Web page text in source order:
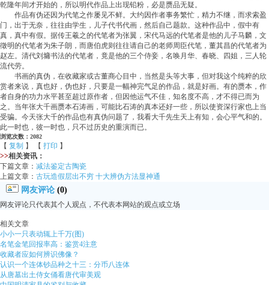
乾隆年间才开始的，所以明代作品上出现铅粉，必是赝品无疑。
作品有伪还因为代笔之作屡见不鲜。大约因作者事务繁忙，精力不继，而求索盈
门，出于无奈，往往由学生，儿子代书代画，然后自己题款。这种作品中，假中有
真，真中有假。据传王羲之的代笔者为张翼，宋代马远的代笔者是他的儿子马麟，文
徵明的代笔者为朱子朗，而唐伯虎则往往请自己的老师周臣代笔，董其昌的代笔者为
赵左。清代刘墉书法的代笔者，竟是他的三个侍妾，名唤月华、春晓、四姐，三人轮
流代劳。
书画的真伪，在收藏家或古董商心目中，当然是头等大事，但对我这个纯粹的欣
赏者来说，真也好，伪也好，只要是一幅神完气足的作品，就是好画。有的赝本，作
者自身的功力水平甚至超过原作者，但因他运气不佳，知名度不高，才不得已而为
之。当年张大千画赝本石涛画，可能比石涛的真本还好一些，所以使资深行家也上当
受骗。今天张大千的作品也有真伪问题了，我看大千先生天上有知，会心平气和的。
此一时也，彼一时也，只不过历史的重演而已。
浏览次数：2082
【 复制 】 【 打印 】
>>相关资讯：
下篇文章： 减法鉴定古陶瓷
上篇文章： 古玩造假层出不穷 十大辨伪方法显神通
网友评论 (0)
网友评论只代表其个人观点，不代表本网站的观点或立场
相关文章
小小一只表动辄上千万(图)
名笔金笔回报率高：鉴赏4注意
收藏者应如何辨识佛像？
认识一个连体钞品种之十三：分币八连体
从唐墓出土侍女俑看唐代审美观